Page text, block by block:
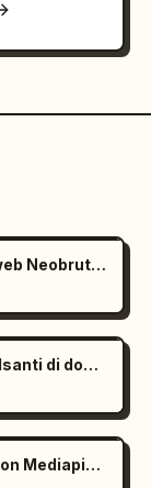
Prompt per la generazione di pagine web Neobrutalist
Genera 40 semplici icone SVG con pulsanti di download
Demo web dell'effetto laser oculare con Mediapipe e Three.js